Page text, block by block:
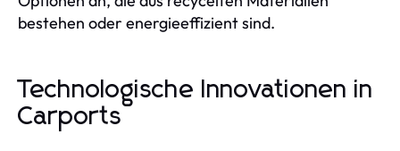
bestehen oder energieeffizient sind.
Technologische Innovationen in
Carports